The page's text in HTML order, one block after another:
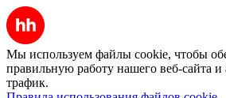
Мы используем файлы cookie, чтобы
правильную работу нашего веб-сайта и
трафик.